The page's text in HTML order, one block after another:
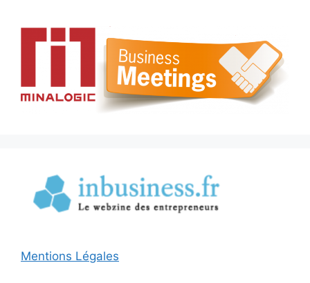
Mentions Légales